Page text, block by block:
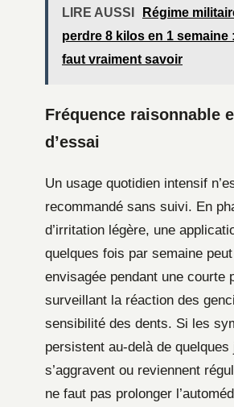
LIRE AUSSI
Régime
perdre 8 kilos en 1 semaine :
faut vraiment savoir
Fréquence raisonnable
d’essai
Un usage quotidien intensif
recommandé sans suivi. En
d’irritation légère, une
quelques fois par semaine
envisagée pendant une courte
surveillant la réaction des
sensibilité des dents. Si les
persistent au-delà de quelques
s’aggravent ou reviennent
ne faut pas prolonger